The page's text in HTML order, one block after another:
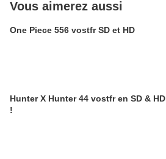
Vous aimerez aussi
One Piece 556 vostfr SD et HD
Hunter X Hunter 44 vostfr en SD & HD
!